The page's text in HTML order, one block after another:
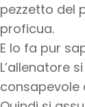
pezzetto del
proficua.
E lo fa pur
L’allenatore
consapevole